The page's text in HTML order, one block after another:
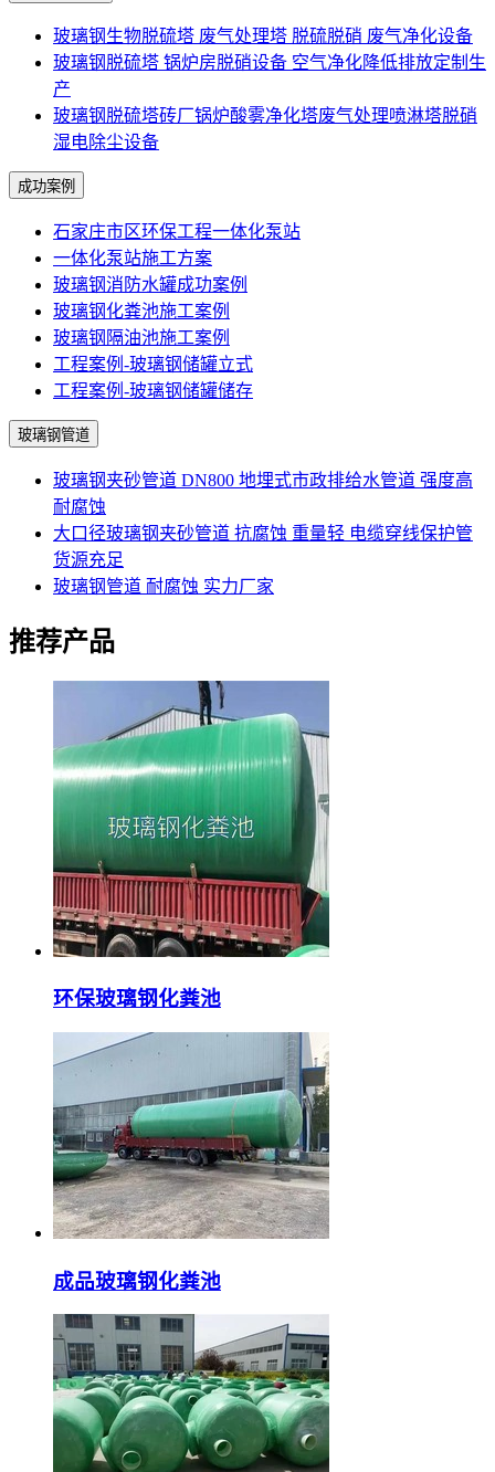
玻璃钢生物脱硫塔 废气处理塔 脱硫脱硝 废气净化设备
玻璃钢脱硫塔 锅炉房脱硝设备 空气净化降低排放定制生
产
玻璃钢脱硫塔砖厂锅炉酸雾净化塔废气处理喷淋塔脱硝
湿电除尘设备
成功案例
石家庄市区环保工程一体化泵站
一体化泵站施工方案
玻璃钢消防水罐成功案例
玻璃钢化粪池施工案例
玻璃钢隔油池施工案例
工程案例-玻璃钢储罐立式
工程案例-玻璃钢储罐储存
玻璃钢管道
玻璃钢夹砂管道 DN800 地埋式市政排给水管道 强度高
耐腐蚀
大口径玻璃钢夹砂管道 抗腐蚀 重量轻 电缆穿线保护管
货源充足
玻璃钢管道 耐腐蚀 实力厂家
推荐产品
环保玻璃钢化粪池
成品玻璃钢化粪池